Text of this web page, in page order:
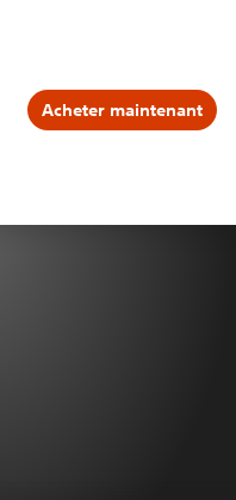
Acheter maintenant